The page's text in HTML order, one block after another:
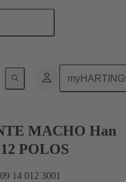
myHARTING
MACHO Han
POLOS
14 012 3001